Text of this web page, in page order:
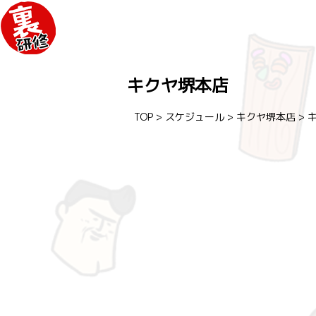
キクヤ堺本店
TOP > スケジュール > キクヤ堺本店 >